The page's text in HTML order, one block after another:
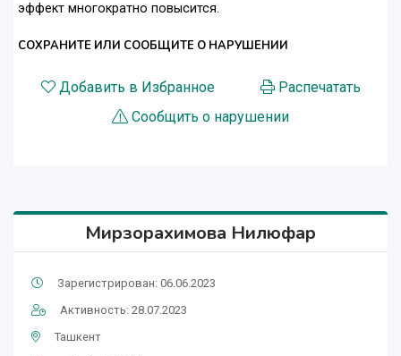
эффект многократно повысится.
СОХРАНИТЕ ИЛИ СООБЩИТЕ О НАРУШЕНИИ
Добавить в Избранное
Распечатать
Сообщить о нарушении
Мирзорахимова Нилюфар
Зарегистрирован: 06.06.2023
Активность: 28.07.2023
Ташкент